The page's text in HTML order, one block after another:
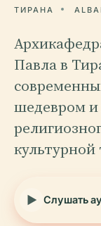
ТИРАНА
Павла в
шедевром
культурной
Слушать